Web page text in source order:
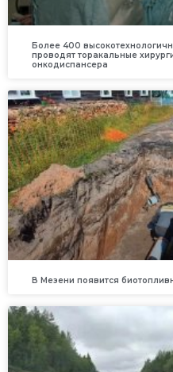
Более 400
проводят торакальные
онкодиспансера
В Мезени появится